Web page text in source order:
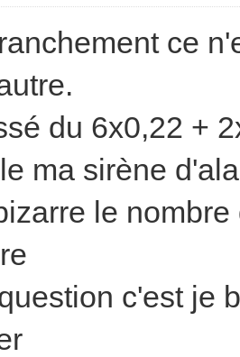
ce
du 6x0,22 +
ma sirène
le
c'est je